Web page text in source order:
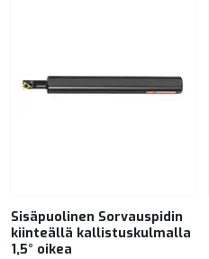
Sisäpuolinen Sorvauspidin
kiinteällä kallistuskulmalla
1,5° oikea